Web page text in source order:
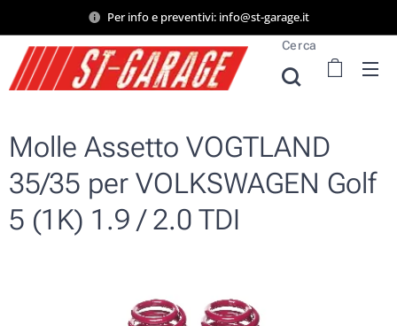
Per info e preventivi: info@st-garage.it
Cerca
Molle Assetto VOGTLAND
35/35 per VOLKSWAGEN Golf
5 (1K) 1.9 / 2.0 TDI